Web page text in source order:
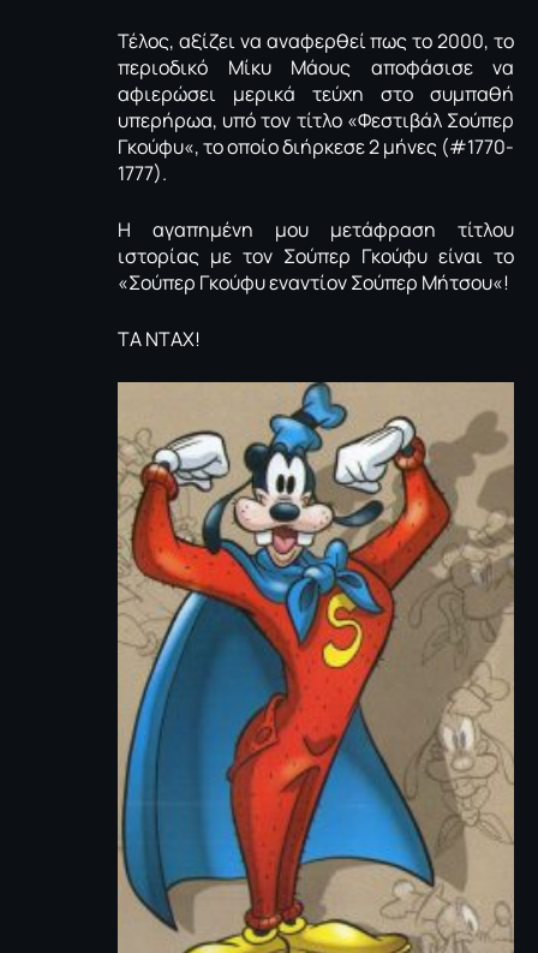
Τέλος, αξίζει να αναφερθεί πως το 2000, το
περιοδικό Μίκυ Μάους αποφάσισε να
αφιερώσει μερικά τεύχη στο συμπαθή
υπερήρωα, υπό τον τίτλο «Φεστιβάλ Σούπερ
Γκούφυ«, το οποίο διήρκεσε 2 μήνες (#1770-
1777).
Η αγαπημένη μου μετάφραση τίτλου
ιστορίας με τον Σούπερ Γκούφυ είναι το
«Σούπερ Γκούφυ εναντίον Σούπερ Μήτσου«!
ΤΑ ΝΤΑΧ!